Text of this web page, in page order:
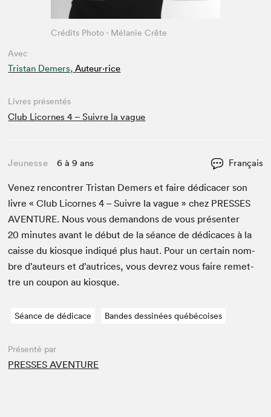
Avec
Tristan Demers, Auteur·rice
Crédits Photo - Mélanie Crête
Livres présentés
Club Licornes 4 – Suivre la vague
Jeunesse 6 à 9 ans Français
Venez ren­con­tr­er Tris­tan Demers et faire dédi­cac­er son
livre « Club Licornes4 – Suiv­re la vague » chez PRESS­ES
AVEN­TURE. Nous vous deman­dons de vous présen­ter
20 min­utes avant le début de la séance de dédi­caces à la
caisse du kiosque indiqué plus haut. Pour un cer­tain nom­
bre d’auteurs et d’autrices, vous devrez vous faire remet­
tre un coupon au kiosque.
Séance de dédicace Bandes dessinées québécoises
Présenté par
PRESSES AVENTURE